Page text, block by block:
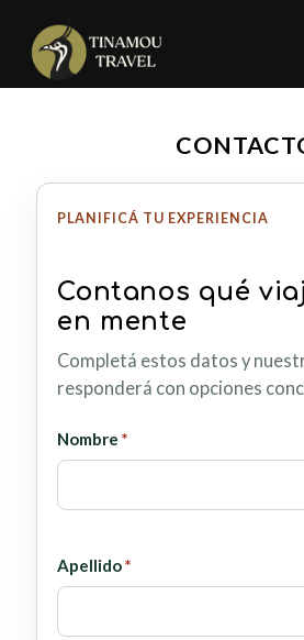
PLANIFICÁ TU EXPERIENCIA
Contanos qué
en mente
Completá estos datos y
responderá con opciones
Nombre*
Apellido*